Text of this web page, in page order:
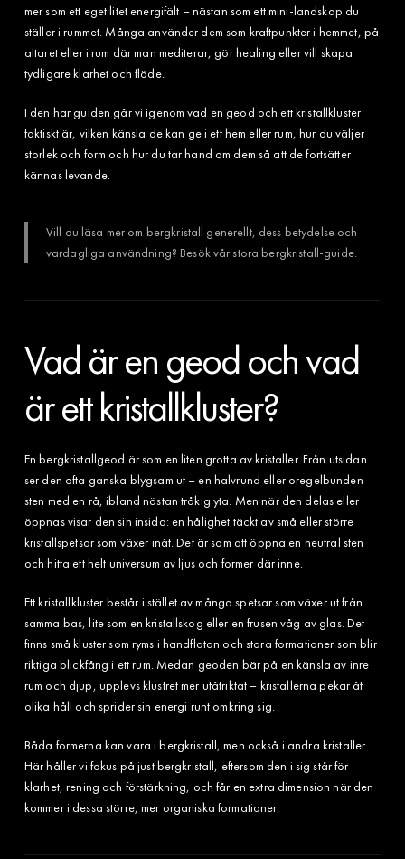
mer som ett eget litet energifält – nästan som ett mini-landskap du
ställer i rummet. Många använder dem som kraftpunkter i hemmet, på
altaret eller i rum där man mediterar, gör healing eller vill skapa
tydligare klarhet och flöde.
I den här guiden går vi igenom vad en geod och ett kristallkluster
faktiskt är, vilken känsla de kan ge i ett hem eller rum, hur du väljer
storlek och form och hur du tar hand om dem så att de fortsätter
kännas levande.
Vill du läsa mer om bergkristall generellt, dess betydelse och
vardagliga användning? Besök vår stora bergkristall-guide.
Vad är en geod och vad
är ett kristallkluster?
En bergkristallgeod är som en liten grotta av kristaller. Från utsidan
ser den ofta ganska blygsam ut – en halvrund eller oregelbunden
sten med en rå, ibland nästan tråkig yta. Men när den delas eller
öppnas visar den sin insida: en hålighet täckt av små eller större
kristallspetsar som växer inåt. Det är som att öppna en neutral sten
och hitta ett helt universum av ljus och former där inne.
Ett kristallkluster består i stället av många spetsar som växer ut från
samma bas, lite som en kristallskog eller en frusen våg av glas. Det
finns små kluster som ryms i handflatan och stora formationer som blir
riktiga blickfång i ett rum. Medan geoden bär på en känsla av inre
rum och djup, upplevs klustret mer utåtriktat – kristallerna pekar åt
olika håll och sprider sin energi runt omkring sig.
Båda formerna kan vara i bergkristall, men också i andra kristaller.
Här håller vi fokus på just bergkristall, eftersom den i sig står för
klarhet, rening och förstärkning, och får en extra dimension när den
kommer i dessa större, mer organiska formationer.